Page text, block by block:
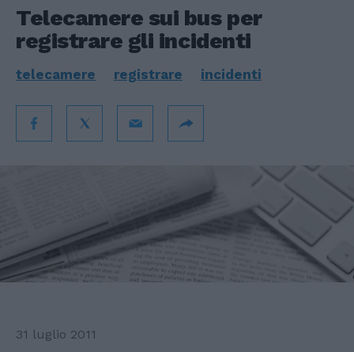
Telecamere sui bus per
registrare gli incidenti
telecamere registrare incidenti
31 luglio 2011